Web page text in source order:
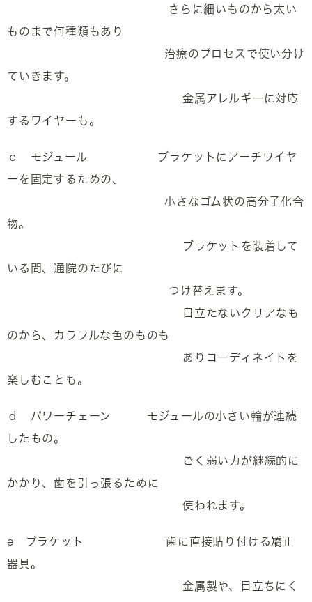
さらに細いものから太い
ものまで何種類もあり
治療のプロセスで使い分け
ていきます。
金属アレルギーに対応
するワイヤーも。
ｃ モジュール ブラケットにアーチワイヤ
ーを固定するための、
小さなゴム状の高分子化合
物。
ブラケットを装着して
いる間、通院のたびに
つけ替えます。
目立たないクリアなも
のから、カラフルな色のものも
ありコーディネイトを
楽しむことも。
ｄ パワーチェーン モジュールの小さい輪が連続
したもの。
ごく弱い力が継続的に
かかり、歯を引っ張るために
使われます。
e ブラケット 歯に直接貼り付ける矯正
器具。
金属製や、目立ちにく